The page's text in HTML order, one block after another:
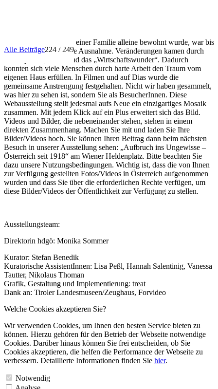
Dass ein Haus nur von einer Familie alleine bewohnt wurde, war bis
in die 1950er Jahre eine Ausnahme. Veränderungen kamen durch
Förderpolitik, Autos und das „Wirtschaftswunder“. Dadurch
konnten sich viele Menschen durch harte Arbeit den Traum vom
eigenen Haus erfüllen. In Filmen und auf Dias wurde die
gemeinsame Anstrengung festgehalten. Nicht wir haben gesammelt,
was hier zu sehen ist, sondern Sie als BesucherInnen. Diese
Webausstellung stellt jedesmal aufs Neue ein einzigartiges Mosaik
zusammen. Mit jedem Klick auf ein Plus erweitert sich das Bild.
Videos und Bilder, die nebeneinander stehen, stehen in einem
direkten Zusammenhang. Machen Sie mit und laden Sie Ihre
Bilder/Videos hoch. Sie können Ihren Beitrag dann beim nächsten
Besuch in unserer Ausstellung sehen: „Aufbruch ins Ungewisse –
Österreich seit 1918“ am Wiener Heldenplatz. Bitte beachten Sie
dazu unsere Nutzungsbedingungen. Wichtig ist, dass die von Ihnen
zur Verfügung gestellten Fotos/Videos in Österreich aufgenommen
wurden und dass Sie über die erforderlichen Rechte verfügen, um
diese Bilder/Videos der Öffentlichkeit zur Verfügung zu stellen.
Ausstellungsteam:
Direktorin hdgö: Monika Sommer
Kurator: Stefan Benedik
Kuratorische AssistentInnen: Lisa Peßl, Hannah Salentinig, Vanessa
Tautter, Nikolaus Thoman
Grafik, Gestaltung und Implementierung: treat
Dank an: Tiroler Landesmuseen/Zeughaus, Forvideo
Welche Cookies akzeptieren Sie?
Wir verwenden Cookies, um Ihnen den besten Service bieten zu
können. Hierzu gehören für den Betrieb der Webseite notwendige
Cookies. Darüber hinaus können Sie frei entscheiden, ob Sie
Cookies akzeptieren, die helfen die Performance der Webseite zu
verbessern. Detaillierte Informationen finden Sie hier.
Notwendig
Alle Beiträge224 / 249